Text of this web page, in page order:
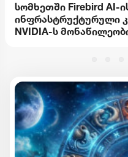
სომხეთში Firebird AI-
ინფრასტრუქტურული
NVIDIA-ს